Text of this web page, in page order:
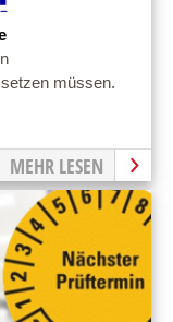
müssen.
MEHR LESEN